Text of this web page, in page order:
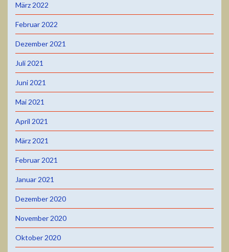
März 2022
Februar 2022
Dezember 2021
Juli 2021
Juni 2021
Mai 2021
April 2021
März 2021
Februar 2021
Januar 2021
Dezember 2020
November 2020
Oktober 2020